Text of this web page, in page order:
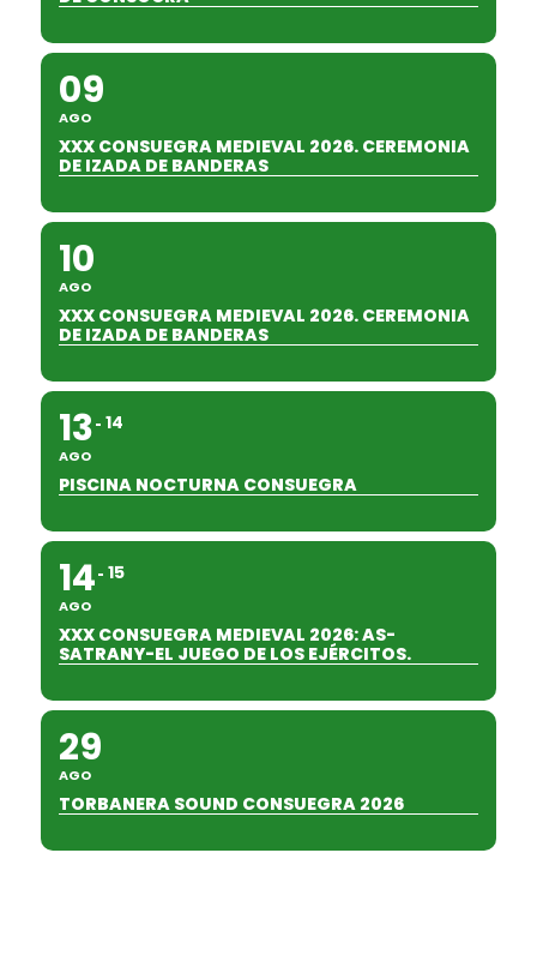
09
AGO
XXX CONSUEGRA MEDIEVAL 2026. CEREMONIA
DE IZADA DE BANDERAS
10
AGO
XXX CONSUEGRA MEDIEVAL 2026. CEREMONIA
DE IZADA DE BANDERAS
13
AGO
14
PISCINA NOCTURNA CONSUEGRA
14
AGO
15
XXX CONSUEGRA MEDIEVAL 2026: AS-
SATRANY-EL JUEGO DE LOS EJÉRCITOS.
29
AGO
TORBANERA SOUND CONSUEGRA 2026